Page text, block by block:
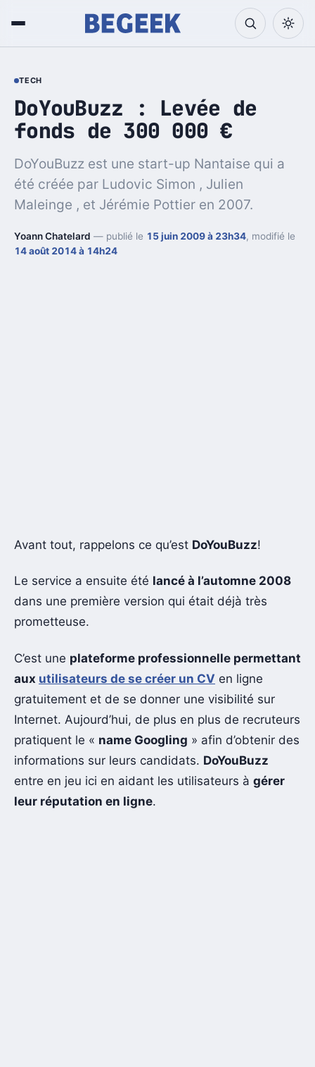
TECH
DoYouBuzz : Levée de
fonds de 300 000 €
DoYouBuzz est une start-up Nantaise qui a
été créée par Ludovic Simon , Julien
Maleinge , et Jérémie Pottier en 2007.
Yoann Chatelard — publié le 15 juin 2009 à 23h34, modifié le
14 août 2014 à 14h24
Avant tout, rappelons ce qu’est DoYouBuzz!
Le service a ensuite été lancé à l’automne 2008
dans une première version qui était déjà très
prometteuse.
C’est une plateforme professionnelle permettant
aux utilisateurs de se créer un CV en ligne
gratuitement et de se donner une visibilité sur
Internet. Aujourd’hui, de plus en plus de recruteurs
pratiquent le « name Googling » afin d’obtenir des
informations sur leurs candidats. DoYouBuzz
entre en jeu ici en aidant les utilisateurs à gérer
leur réputation en ligne.